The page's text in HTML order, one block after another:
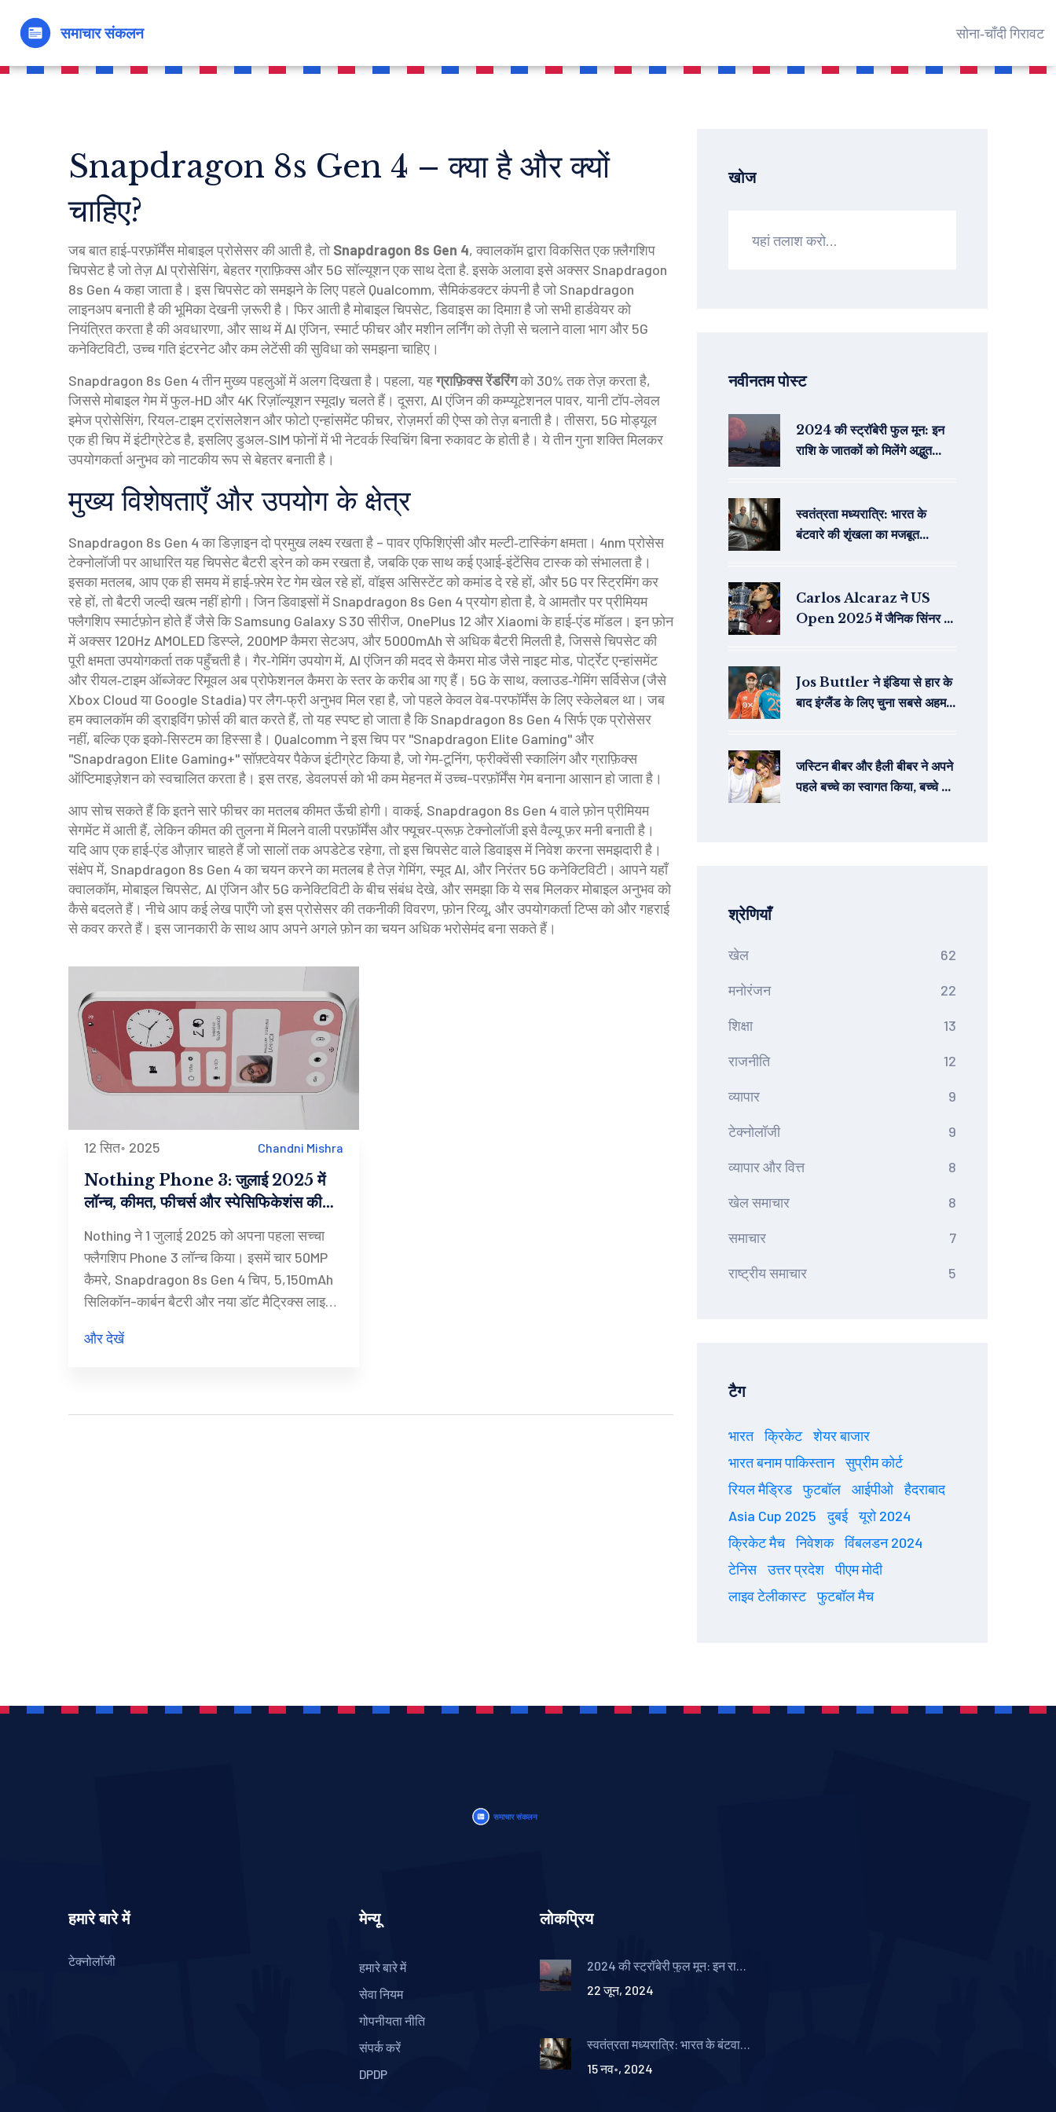
सोना‑चाँदी गिरावट
Snapdragon 8s Gen 4 – क्या है और क्यों
चाहिए?
जब बात हाई‑परफ़ॉर्मेंस मोबाइल प्रोसेसर की आती है, तोSnapdragon 8s Gen 4,क्वालकॉम द्वारा विकसित एक फ़्लैगशिप
चिपसेट है जो तेज़ AI प्रोसेसिंग, बेहतर ग्राफ़िक्स और 5G सॉल्यूशन एक साथ देता है. इसके अलावा इसे अक्सर Snapdragon
8s Gen 4कहा जाता है। इस चिपसेट को समझने के लिए पहले Qualcomm,सैमिकंडक्टर कंपनी है जो Snapdragon
लाइनअप बनाती हैकी भूमिका देखनी ज़रूरी है। फिर आती हैमोबाइल चिपसेट,डिवाइस का दिमाग़ है जो सभी हार्डवेयर को
नियंत्रित करता हैकी अवधारणा, और साथ मेंAI एंजिन,स्मार्ट फीचर और मशीन लर्निंग को तेज़ी से चलाने वाला भागऔर 5G
कनेक्टिविटी,उच्च गति इंटरनेट और कम लेटेंसी की सुविधाको समझना चाहिए।
Snapdragon 8s Gen 4 तीन मुख्य पहलुओं में अलग दिखता है। पहला, यहग्राफ़िक्स रेंडरिंगको 30% तक तेज़ करता है,
जिससे मोबाइल गेम में फुल‑HD और 4K रिज़ॉल्यूशन स्मूदly चलते हैं। दूसरा, AI एंजिन की कम्‍प्यूटेशनल पावर, यानी टॉप‑लेवल
इमेज प्रोसेसिंग, रियल‑टाइम ट्रांसलेशन और फोटो एन्हांसमेंट फीचर, रोज़मर्रा की ऐप्स को तेज़ बनाती है। तीसरा, 5G मोड्यूल
एक ही चिप में इंटीग्रेटेड है, इसलिए डुअल‑SIM फोनों में भी नेटवर्क स्विचिंग बिना रुकावट के होती है। ये तीन गुना शक्ति मिलकर
उपयोगकर्ता अनुभव को नाटकीय रूप से बेहतर बनाती है।
मुख्य विशेषताएँ और उपयोग के क्षेत्र
Snapdragon 8s Gen 4 का डिज़ाइन दो प्रमुख लक्ष्य रखता है – पावर एफिशिएंसी और मल्टी‑टास्किंग क्षमता। 4nm प्रोसेस
टेक्नोलॉजी पर आधारित यह चिपसेट बैटरी ड्रेन को कम रखता है, जबकि एक साथ कई एआई‑इंटेंसिव टास्क को संभालता है।
इसका मतलब, आप एक ही समय में हाई‑फ़्रेम रेट गेम खेल रहे हों, वॉइस असिस्टेंट को कमांड दे रहे हों, और 5G पर स्ट्रिमिंग कर
रहे हों, तो बैटरी जल्दी खत्म नहीं होगी। जिन डिवाइसों में Snapdragon 8s Gen 4 प्रयोग होता है, वे आमतौर पर प्रीमियम
फ्लैगशिप स्मार्टफ़ोन होते हैं जैसे कि Samsung Galaxy S 30 सीरीज, OnePlus 12 और Xiaomi के हाई‑एंड मॉडल। इन फ़ोन
में अक्सर 120Hz AMOLED डिस्प्ले, 200MP कैमरा सेटअप, और 5000mAh से अधिक बैटरी मिलती है, जिससे चिपसेट की
पूरी क्षमता उपयोगकर्ता तक पहुँचती है। गैर‑गेमिंग उपयोग में, AI एंजिन की मदद से कैमरा मोड जैसे नाइट मोड, पोर्ट्रेट एन्हांसमेंट
और रीयल‑टाइम ऑब्जेक्ट रिमूवल अब प्रोफेशनल कैमरा के स्तर के करीब आ गए हैं। 5G के साथ, क्लाउड‑गेमिंग सर्विसेज (जैसे
Xbox Cloud या Google Stadia) पर लैग‑फ्री अनुभव मिल रहा है, जो पहले केवल वेब‑परफॉर्मेंस के लिए स्केलेबल था। जब
हम क्वालकॉम की ड्राइविंग फ़ोर्स की बात करते हैं, तो यह स्पष्ट हो जाता है कि Snapdragon 8s Gen 4 सिर्फ एक प्रोसेसर
नहीं, बल्कि एक इको‑सिस्टम का हिस्सा है। Qualcomm ने इस चिप पर "Snapdragon Elite Gaming" और
"Snapdragon Elite Gaming+" सॉफ़्टवेयर पैकेज इंटीग्रेट किया है, जो गेम‑टूनिंग, फ्रीक्वेंसी स्कालिंग और ग्राफ़िक्स
ऑप्टिमाइज़ेशन को स्वचालित करता है। इस तरह, डेवलपर्स को भी कम मेहनत में उच्च-परफ़ॉर्मेंस गेम बनाना आसान हो जाता है।
आप सोच सकते हैं कि इतने सारे फीचर का मतलब कीमत ऊँची होगी। वाकई, Snapdragon 8s Gen 4 वाले फ़ोन प्रीमियम
सेगमेंट में आती हैं, लेकिन कीमत की तुलना में मिलने वाली परफ़ॉर्मेंस और फ्यूचर‑प्रूफ़ टेक्नोलॉजी इसे वैल्यू फ़र मनी बनाती है।
यदि आप एक हाई‑एंड औज़ार चाहते हैं जो सालों तक अपडेटेड रहेगा, तो इस चिपसेट वाले डिवाइस में निवेश करना समझदारी है।
संक्षेप में, Snapdragon 8s Gen 4 का चयन करने का मतलब है तेज़ गेमिंग, स्मूद AI, और निरंतर 5G कनेक्टिविटी। आपने यहाँ
क्वालकॉम, मोबाइल चिपसेट, AI एंजिन और 5G कनेक्टिविटी के बीच संबंध देखे, और समझा कि ये सब मिलकर मोबाइल अनुभव को
कैसे बदलते हैं। नीचे आप कई लेख पाएँगे जो इस प्रोसेसर की तकनीकी विवरण, फ़ोन रिव्यू, और उपयोगकर्ता टिप्स को और गहराई
से कवर करते हैं। इस जानकारी के साथ आप अपने अगले फ़ोन का चयन अधिक भरोसेमंद बना सकते हैं।
12 सित॰ 2025 Chandni Mishra
Nothing Phone 3: जुलाई 2025 में
लॉन्च, कीमत, फीचर्स और स्पेसिफिकेशंस की
पूरी जानकारी
Nothing ने 1 जुलाई 2025 को अपना पहला सच्चा
फ्लैगशिप Phone 3 लॉन्च किया। इसमें चार 50MP
कैमरे, Snapdragon 8s Gen 4 चिप, 5,150mAh
सिलिकॉन-कार्बन बैटरी और नया डॉट मैट्रिक्स लाइटिंग
लगभग $799 रखी गई। 4 जुलाई से प्री-ऑर्डर और
और देखें
खोज
नवीनतम पोस्ट
2024 की स्ट्रॉबेरी फुल मून: इन
राशि के जातकों को मिलेंगे अद्भुत
स्वतंत्रता मध्यरात्रि: भारत के
बंटवारे की शृंखला का मजबूत
Carlos Alcaraz ने US
Open 2025 में जैनिक सिंनर को
Jos Buttler ने इंडिया से हार के
बाद इंग्लैंड के लिए चुना सबसे अहम
जस्टिन बीबर और हैली बीबर ने अपने
पहले बच्चे का स्वागत किया, बच्चे का
श्रेणियाँ
खेल 62
मनोरंजन 22
शिक्षा 13
राजनीति 12
व्यापार 9
टेक्नोलॉजी 9
व्यापार और वित्त 8
खेल समाचार 8
समाचार 7
राष्ट्रीय समाचार 5
टैग
भारत क्रिकेट
शेयर बाजार
भारत बनाम पाकिस्तान
सुप्रीम कोर्ट
रियल मैड्रिड
फुटबॉल आईपीओ
हैदराबाद
Asia Cup 2025
दुबई
यूरो 2024
क्रिकेट मैच
निवेशक
विंबलडन 2024
टेनिस
उत्तर प्रदेश
पीएम मोदी
लाइव टेलीकास्ट
फुटबॉल मैच
हमारे बारे में
टेक्नोलॉजी
मेन्यू
हमारे बारे में
सेवा नियम
गोपनीयता नीति
संपर्क करें
DPDP
लोकप्रिय
2024 की स्ट्रॉबेरी फुल मून: इन राशि
22 जून, 2024
स्वतंत्रता मध्यरात्रि: भारत के बंटवारे
15 नव॰, 2024